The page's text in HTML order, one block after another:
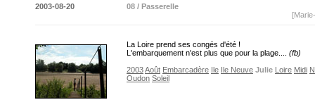
2003-08-20
08 / Passerelle
La Loire prend ses congés d'été !
L'embarquement n'est plus que pour la plage.... (fb)
2003Août Embarcadère Ile Ile Neuve Julie Loire Midi
Oudon Soleil